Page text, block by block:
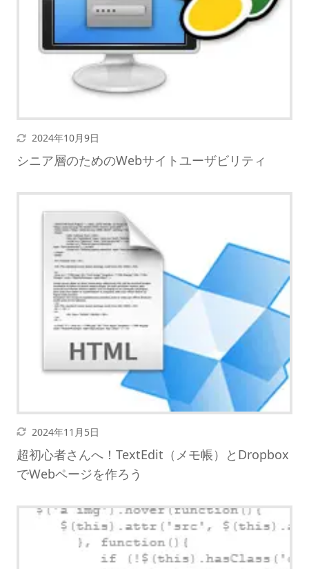
更新日
2024年10月9日
シニア層のためのWebサイトユーザビリティ
更新日
2024年11月5日
超初心者さんへ！TextEdit（メモ帳）とDropbox
でWebページを作ろう